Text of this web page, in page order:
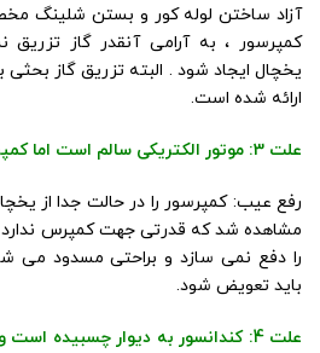
آزاد ساختن لوله کور و بستن شلینگ
کمپرسور ، به آرامی آنقدر گاز تزریق
یخچال ایجاد شود . البته تزریق گاز
ارائه شده است.
علت 3: موتور الکتریکی سالم است اما کمپرسور معیوب شده
رفع عیب: کمپرسور را در حالت جدا از
مشاهده شد که قدرتی جهت کمپرس
را دفع نمی سازد و براحتی مسدود می
باید تعویض شود.
علت 4: کندانسور به دیوار چسبیده